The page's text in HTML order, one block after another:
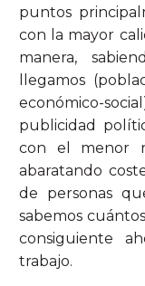
puntos
con la mayor
manera,
llegamos
económico-
publicidad
con el menor
abaratando
de personas
sabemos
consiguiente
trabajo.